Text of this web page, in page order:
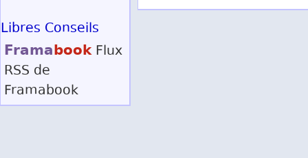
Libres Conseils
Framabook Flux
RSS de
Framabook